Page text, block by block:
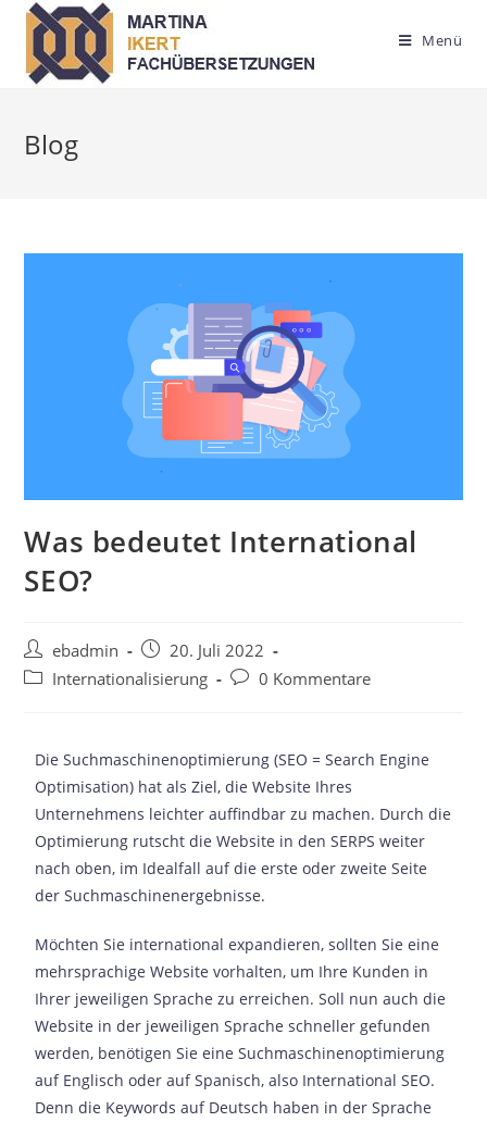
Menü
Blog
Was bedeutet International
SEO?
ebadmin
20. Juli 2022
Internationalisierung
0 Kommentare
Die Suchmaschinenoptimierung (SEO = Search Engine
Optimisation) hat als Ziel, die Website Ihres
Unternehmens leichter auffindbar zu machen. Durch die
Optimierung rutscht die Website in den SERPS weiter
nach oben, im Idealfall auf die erste oder zweite Seite
der Suchmaschinenergebnisse.
Möchten Sie international expandieren, sollten Sie eine
mehrsprachige Website vorhalten, um Ihre Kunden in
Ihrer jeweiligen Sprache zu erreichen. Soll nun auch die
Website in der jeweiligen Sprache schneller gefunden
werden, benötigen Sie eine Suchmaschinenoptimierung
auf Englisch oder auf Spanisch, also International SEO.
Denn die Keywords auf Deutsch haben in der Sprache